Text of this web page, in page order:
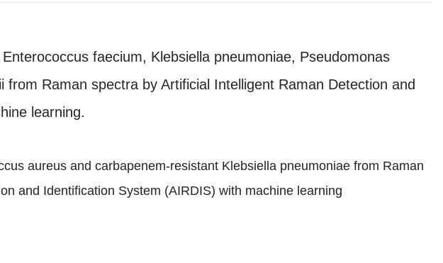
faecium, Klebsiella pneumoniae, Pseudomonas
Raman spectra by Artificial Intelligent Raman Detection and
learning.
aureus and carbapenem-resistant Klebsiella pneumoniae from Raman
and Identification System (AIRDIS) with machine learning